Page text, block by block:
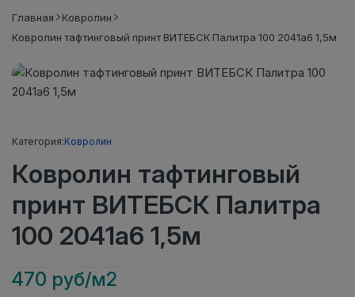
Главная
Ковролин
Ковролин тафтинговый принт ВИТЕБСК Палитра 100 2041а6 1,5м
Категория:Ковролин
Ковролин тафтинговый
принт ВИТЕБСК Палитра
100 2041а6 1,5м
470 руб/м2